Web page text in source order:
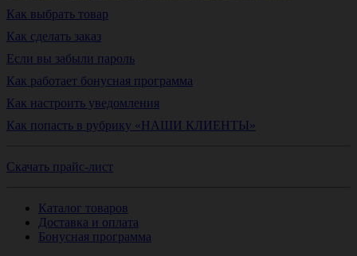
Как выбрать товар
Как сделать заказ
Если вы забыли пароль
Как работает бонусная программа
Как настроить уведомления
Как попасть в рубрику «НАШИ КЛИЕНТЫ»
Скачать прайс-лист
Каталог товаров
Доставка и оплата
Бонусная программа